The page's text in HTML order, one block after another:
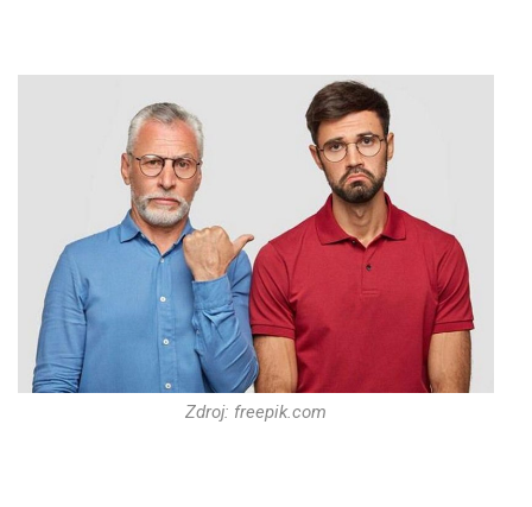
Zdroj: freepik.com